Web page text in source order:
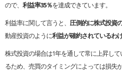
ので、 利益率35％を達成できています。
利益率に関して言うと、 圧倒的に株式投資
動産投資のように利益が確約されているわ
株式投資の場合は1年を通して常に上昇し
るため、売買のタイミングによっては損失